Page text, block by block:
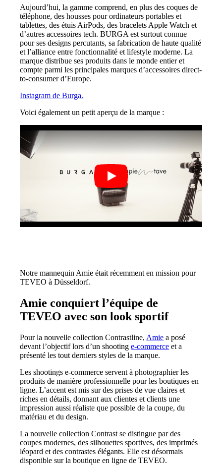
Aujourd’hui, la gamme comprend, en plus des coques de
téléphone, des housses pour ordinateurs portables et
tablettes, des étuis AirPods, des bracelets Apple Watch et
d’autres accessoires tech. BURGA est surtout connue
pour ses designs percutants, sa fabrication de haute qualité
et l’alliance entre fonctionnalité et lifestyle moderne. La
marque distribue ses produits dans le monde entier et
compte parmi les principales marques d’accessoires direct-
to-consumer d’Europe.
Instagram de Burga.
Voici également un petit aperçu de la marque :
Notre mannequin Amie était récemment en mission pour
TEVEO à Düsseldorf.
Amie conquiert l’équipe de
TEVEO avec son look sportif
Pour la nouvelle collection Contrastline, Amie a posé
devant l’objectif lors d’un shootinge-commerce et a
présenté les tout derniers styles de la marque.
Les shootings e-commerce servent à photographier les
produits de manière professionnelle pour les boutiques en
ligne. L’accent est mis sur des prises de vue claires et
riches en détails, donnant aux clientes et clients une
impression aussi réaliste que possible de la coupe, du
matériau et du design.
La nouvelle collection Contrast se distingue par des
coupes modernes, des silhouettes sportives, des imprimés
léopard et des contrastes élégants. Elle est désormais
disponible sur la boutique en ligne de TEVEO.